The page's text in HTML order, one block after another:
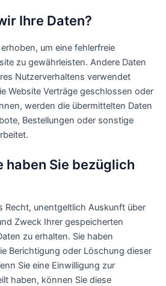
Ihre Daten?
um eine fehlerfreie
zu gewährleisten. Andere Daten
Nutzerverhaltens verwendet
Website Verträge geschlossen oder
werden die übermittelten Daten
Bestellungen oder sonstige
haben Sie bezüglich
Recht, unentgeltlich Auskunft über
Zweck Ihrer gespeicherten
zu erhalten. Sie haben
Berichtigung oder Löschung dieser
Sie eine Einwilligung zur
haben, können Sie diese